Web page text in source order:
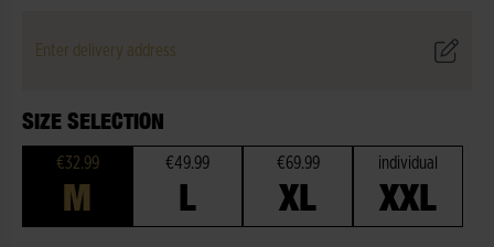
Enter delivery address
SIZE SELECTION
€32.99
M
€49.99
L
€69.99
XL
individual
XXL